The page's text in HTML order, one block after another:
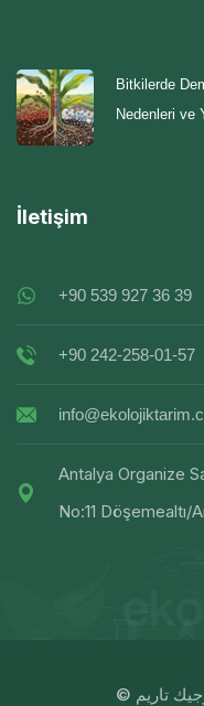
Bitkilerde
Nedenleri ve
İletişim
+90 539 927 36 39
+90 242-258-01-57
Antalya Organize
No:11 Döşemealtı/